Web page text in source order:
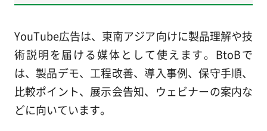
YouTube広告は、東南アジア向けに製品理解や技
術説明を届ける媒体として使えます。BtoBで
は、製品デモ、工程改善、導入事例、保守手順、
比較ポイント、展示会告知、ウェビナーの案内な
どに向いています。